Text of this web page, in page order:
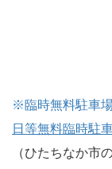
※臨時無料駐車
日等無料臨時駐
（ひたちなか市